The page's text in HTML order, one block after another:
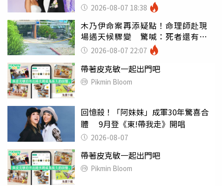
2026-08-07 18:38
木乃伊命案再添疑點！命理師赴現
場遇天候驟變 驚喊：死者還有冤
屈 2026-08-07 22:07
帶著皮克敏一起出門吧
Pikmin Bloom
回憶殺！「阿妹妹」成軍30年驚喜合
體 9月登《東!帶我走》開唱
2026-08-07
帶著皮克敏一起出門吧
Pikmin Bloom